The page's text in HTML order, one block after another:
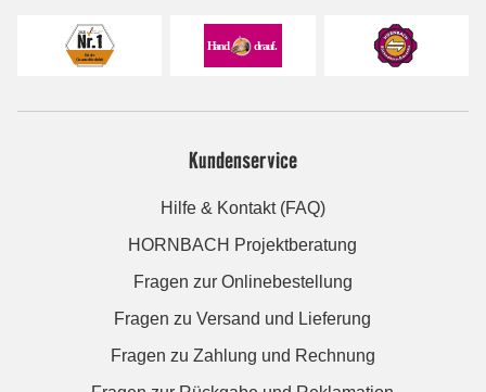
Kundenservice
Hilfe & Kontakt (FAQ)
HORNBACH Projektberatung
Fragen zur Onlinebestellung
Fragen zu Versand und Lieferung
Fragen zu Zahlung und Rechnung